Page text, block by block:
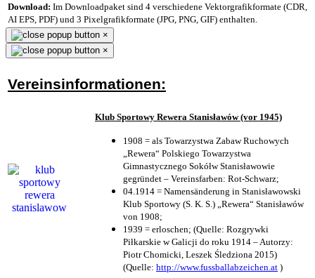
Download: Im Downloadpaket sind 4 verschiedene Vektorgrafikformate (CDR,
AI EPS, PDF) und 3 Pixelgrafikformate (JPG, PNG, GIF) enthalten.
×
×
Vereinsinformationen:
Klub Sportowy Rewera Stanisławów (vor 1945)
1908 = als Towarzystwa Zabaw Ruchowych
„Rewera“ Polskiego Towarzystwa
Gimnastycznego Sokółw Stanisławowie
gegründet – Vereinsfarben: Rot-Schwarz;
04.1914 = Namensänderung in Stanisławowski
Klub Sportowy (S. K. S.) „Rewera“ Stanisławów
von 1908;
1939 = erloschen; (Quelle: Rozgrywki
Piłkarskie w Galicji do roku 1914 – Autorzy:
Piotr Chomicki, Leszek Śledziona 2015)
(Quelle: http://www.fussballabzeichen.at )